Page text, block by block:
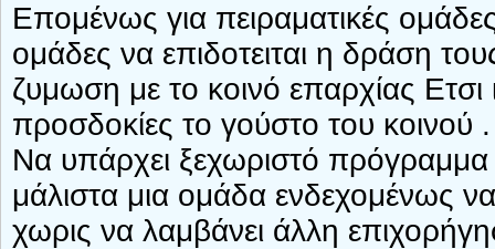
Επομένως για πειραματικές
ομάδες να επιδοτειται η δράση
ζυμωση με το κοινό επαρχίας Ετσι
προσδοκίες το γούστο του κοινού .
Να υπάρχει ξεχωριστό
μάλιστα μια ομάδα ενδεχομένως
χωρις να λαμβάνει άλλη